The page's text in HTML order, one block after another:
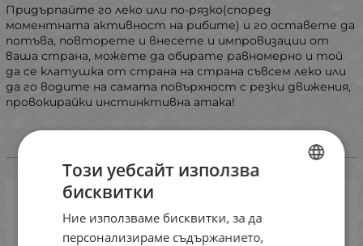
Придърпайте го леко или по-рязко(според
моментната активност на рибите) и го оставете да
потъва, повторете и внесете и импровизации от
ваша страна, можете да обирате равномерно и той
да се клатушка от страна на страна съвсем леко или
да го водите на самата повърхност с резки движения,
провокирайки инстинктивна атака!
Lucky Craft Wander Solid 85 S Night
Candy
Сравни
Този уебсайт използва
бисквитки
Ние използваме бисквитки, за да
персонализираме съдържанието,